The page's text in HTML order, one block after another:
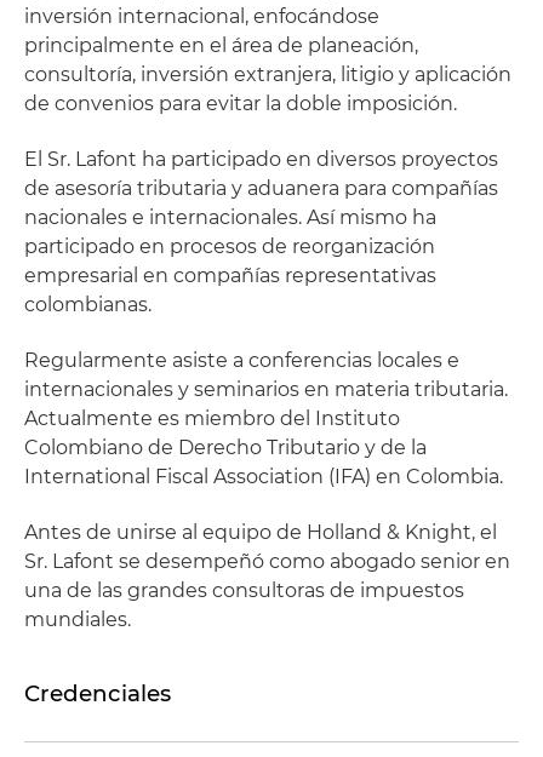
inversión internacional, enfocándose
principalmente en el área de planeación,
consultoría, inversión extranjera, litigio y aplicación
de convenios para evitar la doble imposición.
El Sr. Lafont ha participado en diversos proyectos
de asesoría tributaria y aduanera para compañías
nacionales e internacionales. Así mismo ha
participado en procesos de reorganización
empresarial en compañías representativas
colombianas.
Regularmente asiste a conferencias locales e
internacionales y seminarios en materia tributaria.
Actualmente es miembro del Instituto
Colombiano de Derecho Tributario y de la
International Fiscal Association (IFA) en Colombia.
Antes de unirse al equipo de Holland & Knight, el
Sr. Lafont se desempeñó como abogado senior en
una de las grandes consultoras de impuestos
mundiales.
Credenciales